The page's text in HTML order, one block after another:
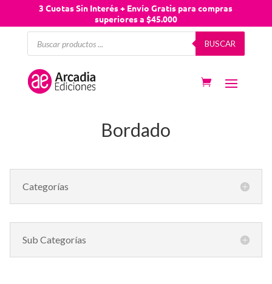
3 Cuotas Sin Interés + Envío Gratis para compras
superiores a $45.000
Búsqueda
productos
BUSCAR
Bordado
Categorías
Sub Categorías